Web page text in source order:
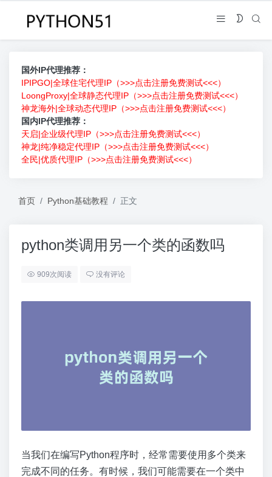
国外IP代理推荐：
IPIPGO|全球住宅代理IP（>>>点击注册免费测试<<<）
LoongProxy|全球静态代理IP（>>>点击注册免费测试<<<）
神龙海外|全球动态代理IP（>>>点击注册免费测试<<<）
国内IP代理推荐：
天启|企业级代理IP（>>>点击注册免费测试<<<）
神龙|纯净稳定代理IP（>>>点击注册免费测试<<<）
全民|优质代理IP（>>>点击注册免费测试<<<）
首页 Python基础教程 正文
python类调用另一个类的函数吗
909次阅读 没有评论
当我们在编写Python程序时，经常需要使用多个类来
完成不同的任务。有时候，我们可能需要在一个类中